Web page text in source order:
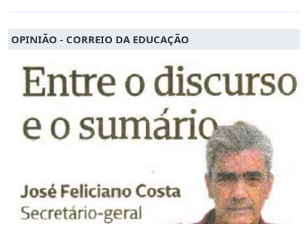
OPINIÃO - CORREIO DA EDUCAÇÃO